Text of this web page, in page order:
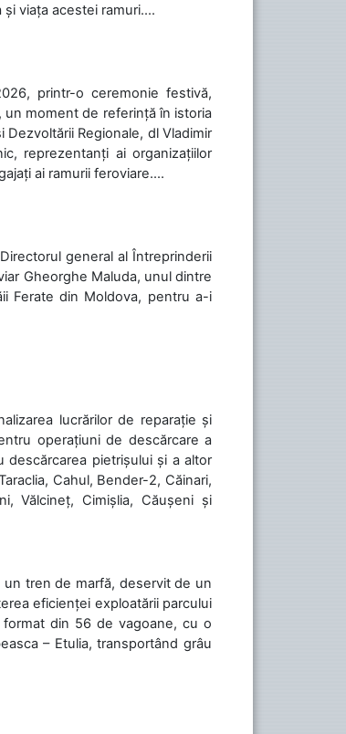
viața acestei ramuri....
printr-o ceremonie festivă,
un moment de referință în istoria
Regionale, dl Vladimir
reprezentanți ai organizațiilor
ai ramurii feroviare....
general al Întreprinderii
Gheorghe Maluda, unul dintre
Ferate din Moldova, pentru a-i
lucrărilor de reparație și
operațiuni de descărcare a
pietrișului și a altor
Cahul, Bender-2, Căinari,
Vălcineț, Cimișlia, Căușeni și
un tren de marfă, deservit de un
eficienței exploatării parcului
din 56 de vagoane, cu o
– Etulia, transportând grâu